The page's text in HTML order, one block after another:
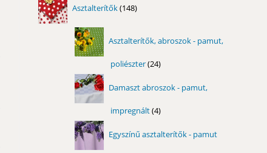
Asztalterítők 148
termék
Asztalterítők, abroszok - pamut,
poliészter 2424
Damaszt abroszok - pamut,
impregnált 44
Egyszínű asztalterítők - pamut